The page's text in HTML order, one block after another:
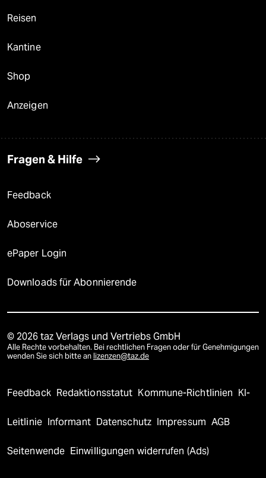
Reisen
Kantine
Shop
Anzeigen
Fragen & Hilfe
Feedback
Aboservice
ePaper Login
Downloads für Abonnierende
© 2026 taz Verlags und Vertriebs GmbH
Alle Rechte vorbehalten. Bei rechtlichen Fragen oder für Genehmigungen
wenden Sie sich bitte an lizenzen@taz.de
Feedback Redaktionsstatut Kommune-Richtlinien KI-
Leitlinie Informant Datenschutz Impressum AGB
Seitenwende Einwilligungen widerrufen (Ads)